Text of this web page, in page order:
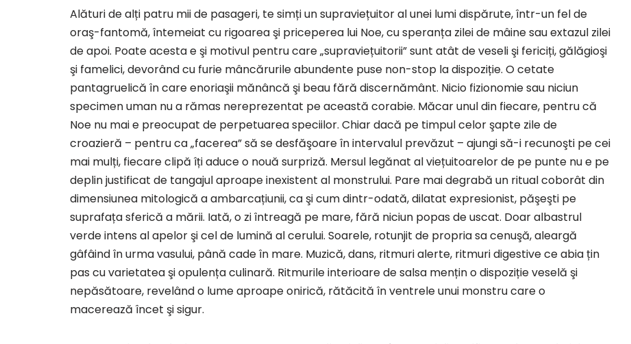
Alături de alți patru mii de pasageri, te simți un supraviețuitor al unei lumi dispărute, într-un fel de
oraş-fantomă, întemeiat cu rigoarea şi priceperea lui Noe, cu speranța zilei de mâine sau extazul zilei
de apoi. Poate acesta e şi motivul pentru care „supraviețuitorii” sunt atât de veseli şi fericiți, gălăgioşi
şi famelici, devorând cu furie mâncărurile abundente puse non-stop la dispoziție. O cetate
pantagruelică în care enoriaşii mănâncă şi beau fără discernământ. Nicio fizionomie sau niciun
specimen uman nu a rămas nereprezentat pe această corabie. Măcar unul din fiecare, pentru că
Noe nu mai e preocupat de perpetuarea speciilor. Chiar dacă pe timpul celor şapte zile de
croazieră – pentru ca „facerea” să se desfăşoare în intervalul prevăzut – ajungi să-i recunoşti pe cei
mai mulți, fiecare clipă îți aduce o nouă surpriză. Mersul legănat al viețuitoarelor de pe punte nu e pe
deplin justificat de tangajul aproape inexistent al monstrului. Pare mai degrabă un ritual coborât din
dimensiunea mitologică a ambarcațiunii, ca şi cum dintr-odată, dilatat expresionist, păşeşti pe
suprafața sferică a mării. Iată, o zi întreagă pe mare, fără niciun popas de uscat. Doar albastrul
verde intens al apelor şi cel de lumină al cerului. Soarele, rotunjit de propria sa cenuşă, aleargă
gâfâind în urma vasului, până cade în mare. Muzică, dans, ritmuri alerte, ritmuri digestive ce abia țin
pas cu varietatea şi opulența culinară. Ritmurile interioare de salsa mențin o dispoziție veselă şi
nepăsătoare, revelând o lume aproape onirică, rătăcită în ventrele unui monstru care o
macerează încet şi sigur.